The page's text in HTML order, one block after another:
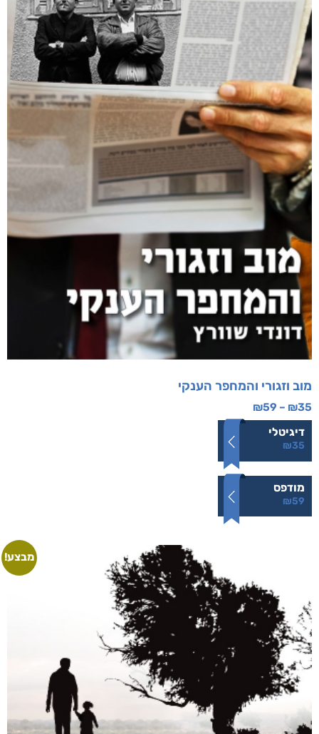
מוב וזגורי והמחפר הענקי
₪35
–
₪59
דיגיטלי
₪35
מודפס
₪59
מבצע!